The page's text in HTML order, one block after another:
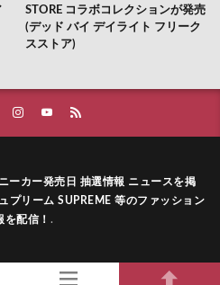
STORE コラボコレクションが発売
(デッド バイ デイライト フリーク
スストア)
ーカー発売日 抽選情報 ニュースを掲
プリーム SUPREME 等のファッション
を配信！ .